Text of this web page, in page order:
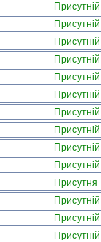
Присутній
Присутній
Присутній
Присутній
Присутній
Присутній
Присутній
Присутній
Присутній
Присутній
Присутня
Присутній
Присутній
Присутній